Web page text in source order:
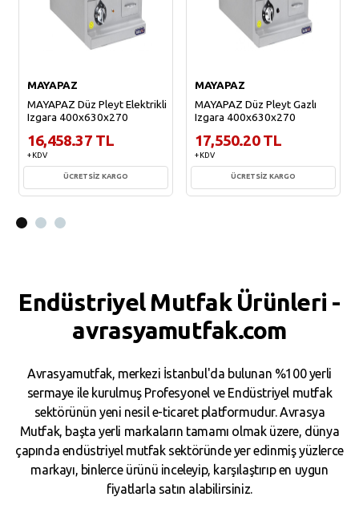
MAYAPAZ
MAYAPAZ Düz Pleyt Elektrikli
Izgara 400x630x270
16,458.37 TL
+ KDV
ÜCRETSİZ KARGO
MAYAPAZ
MAYAPAZ Düz Pleyt Gazlı
Izgara 400x630x270
17,550.20 TL
+ KDV
ÜCRETSİZ KARGO
Endüstriyel Mutfak Ürünleri -
avrasyamutfak.com
Avrasyamutfak, merkezi İstanbul'da bulunan %100 yerli
sermaye ile kurulmuş Profesyonel ve Endüstriyel mutfak
sektörünün yeni nesil e-ticaret platformudur. Avrasya
Mutfak, başta yerli markaların tamamı olmak üzere, dünya
çapında endüstriyel mutfak sektöründe yer edinmiş yüzlerce
markayı, binlerce ürünü inceleyip, karşılaştırıp en uygun
fiyatlarla satın alabilirsiniz.